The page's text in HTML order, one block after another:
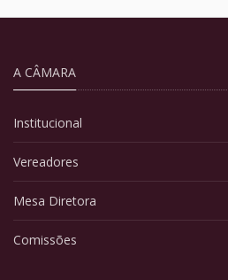
A CÂMARA
Institucional
Vereadores
Mesa Diretora
Comissões